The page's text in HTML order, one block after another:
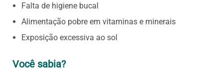
Falta de higiene bucal
Alimentação pobre em vitaminas e minerais
Exposição excessiva ao sol
Você sabia?